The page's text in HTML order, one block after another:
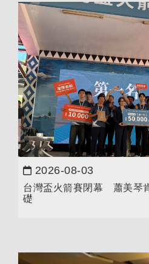
日期：
2026-08-03
台灣盃火箭賽閉幕 蕭美琴
礎